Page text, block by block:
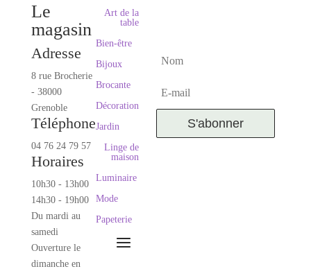
Le
magasin
Adresse
8 rue Brocherie
- 38000
Grenoble
Téléphone
04 76 24 79 57
Horaires
10h30 - 13h00
14h30 - 19h00
Du mardi au
samedi
Ouverture le
dimanche en
Art de la
table
Bien-être
Bijoux
Brocante
Décoration
Jardin
Linge de
maison
Luminaire
Mode
Papeterie
S'abonner